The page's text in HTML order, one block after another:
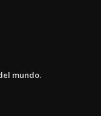
mundo.